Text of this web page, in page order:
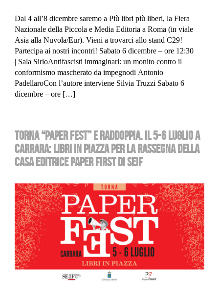
Dal 4 all’8 dicembre saremo a Più libri più liberi, la Fiera
Nazionale della Piccola e Media Editoria a Roma (in viale
Asia alla Nuvola/Eur). Vieni a trovarci allo stand C29!
Partecipa ai nostri incontri! Sabato 6 dicembre – ore 12:30
| Sala SirioAntifascisti immaginari: un monito contro il
conformismo mascherato da impegnodi Antonio
PadellaroCon l’autore interviene Silvia Truzzi Sabato 6
dicembre – ore […]
TORNA “PAPER FEST” E RADDOPPIA. IL 5-6 LUGLIO A
CARRARA: LIBRI IN PIAZZA PER LA RASSEGNA DELLA
CASA EDITRICE PAPER FIRST DI SEIF